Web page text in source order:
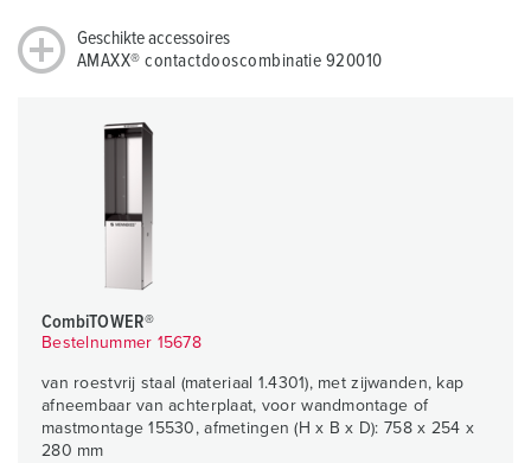
Geschikte accessoires
AMAXX® contactdooscombinatie 920010
CombiTOWER®
Bestelnummer 15678
van roestvrij staal (materiaal 1.4301), met zijwanden, kap
afneembaar van achterplaat, voor wandmontage of
mastmontage 15530, afmetingen (H x B x D): 758 x 254 x
280 mm